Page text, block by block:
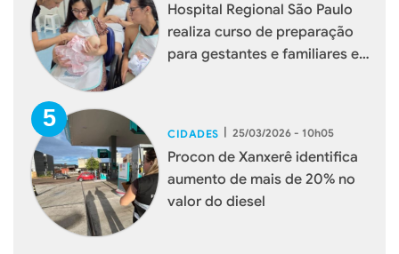
Hospital Regional São Paulo
realiza curso de preparação
para gestantes e familiares em
CIDADES | 25/03/2026 - 10h05
Procon de Xanxerê identifica
aumento de mais de 20% no
valor do diesel